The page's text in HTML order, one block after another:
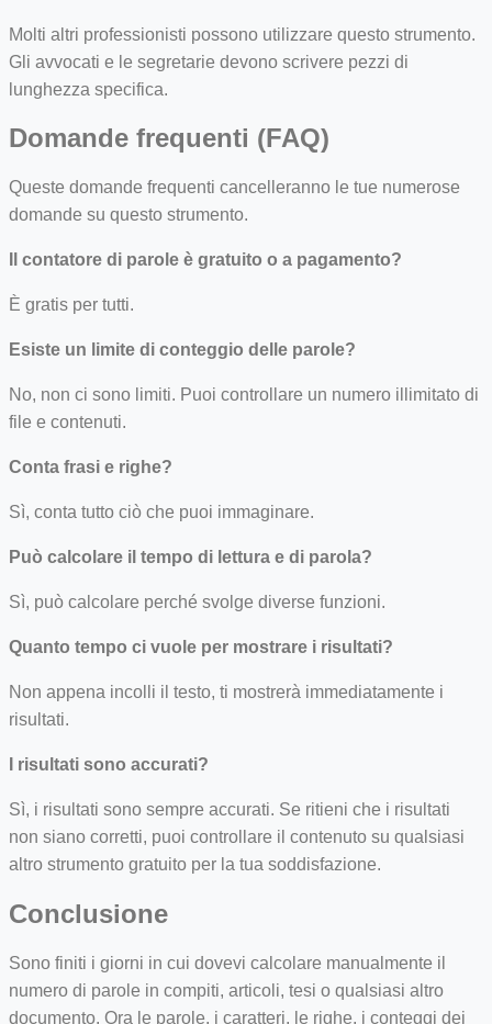
Molti altri professionisti possono utilizzare questo strumento.
Gli avvocati e le segretarie devono scrivere pezzi di
lunghezza specifica.
Domande frequenti (FAQ)
Queste domande frequenti cancelleranno le tue numerose
domande su questo strumento.
Il contatore di parole è gratuito o a pagamento?
È gratis per tutti.
Esiste un limite di conteggio delle parole?
No, non ci sono limiti. Puoi controllare un numero illimitato di
file e contenuti.
Conta frasi e righe?
Sì, conta tutto ciò che puoi immaginare.
Può calcolare il tempo di lettura e di parola?
Sì, può calcolare perché svolge diverse funzioni.
Quanto tempo ci vuole per mostrare i risultati?
Non appena incolli il testo, ti mostrerà immediatamente i
risultati.
I risultati sono accurati?
Sì, i risultati sono sempre accurati. Se ritieni che i risultati
non siano corretti, puoi controllare il contenuto su qualsiasi
altro strumento gratuito per la tua soddisfazione.
Conclusione
Sono finiti i giorni in cui dovevi calcolare manualmente il
numero di parole in compiti, articoli, tesi o qualsiasi altro
documento. Ora le parole, i caratteri, le righe, i conteggi dei